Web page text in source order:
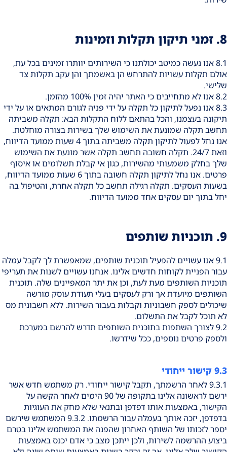
8. זמני תיקון תקלות וזמינות
8.1 אנו נעשה כמיטב יכולתנו כי השירותים יוותרו זמינים בכל עת,
אולם תקלות עשויות להתרחש הן באשמתך והן עקב תקלות צד
שלישי.
8.2 אנו לא מתחייבים כי האתר יהיה זמין 100% מהזמן.
8.3 אנו נפעל לתיקון כל תקלה על ידי פניה לגורם המתאים או על ידי
תיקונה בעצמנו, והכל בהתאם ללוח התקלות הבא: תקלה משביתה
תחשב תקלה שמונעת את השימוש שלך בשירות בצורה מוחלטת.
אנו נחל לפעול לתיקון תקלה משביתה בתוך 4 שעות ממועד הדיווח,
וזאת 24/7. תקלה חשובה תחשב תקלה אשר מונעת את השימוש
שלך בחלק משמעותי מהשירות, כגון אי קבלת תשלומים או איסוף
פרטים. אנו נחל לתיקון תקלה חשובה בתוך 6 שעות ממועד הדיווח,
בשעות העסקים. תקלה רגילה תחשב כל תקלה אחרת, והטיפול בה
יחל בתוך יום עסקים אחד ממועד הדיווח.
9. תוכניות שותפים
9.1 אנו עשויים להפעיל תוכנית שותפים, שמאפשרת לך לקבל עמלה
עבור הפניית לקוחות חדשים אלינו. אנחנו עשויים לשנות את תעריפי
תוכניות השותפים מעת לעת, וכן את יתר המאפיינים שלה. תוכנית
השותפים מיועדת אך ורק לעסקים בעלי תעודת עוסק מורשה
שיכולים לספק חשבוניות וקבלות בעבור השירות. ללא חשבונית מס
לא תוכל לקבל את התשלום.
9.2 לצורך השתפות בתוכנית השותפים תדרש להרשם במערכת
ולספק פרטים נוספים, ככל שידרשו.
9.3 קישור ייחודי
9.3.1 לאחר הרשמתך, תקבל קישור ייחודי. רק משתמש חדש אשר
ירשם לראשונה אלינו בתקופה של 90 הימים לאחר הקשה על
הקישור, באמצעות אותו דפדפן ובתנאי שלא מחק את העוגיות
בדפדפן, יזכה אותך בעמלה עבור הרשמתו. 9.3.2 המשתמש שירשם
יספר לזכותו של השותף האחרון שהפנה את המשתמש אלינו בטרם
ביצוע ההרשמה לשירות, ולכן ייתכן מצב כי אדם יכנס באמצעות